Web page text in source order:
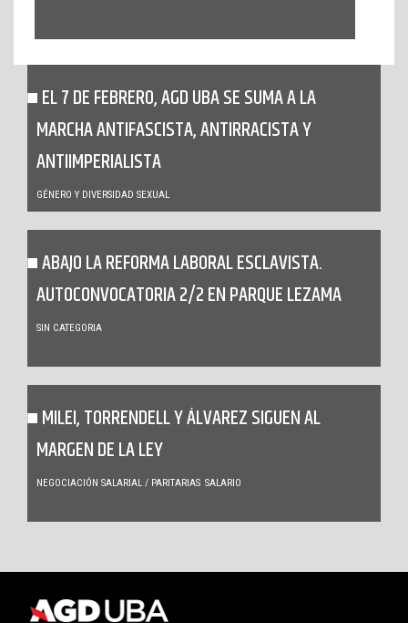
EL 7 DE FEBRERO, AGD UBA SE SUMA A LA
MARCHA ANTIFASCISTA, ANTIRRACISTA Y
ANTIIMPERIALISTA
GÉNERO Y DIVERSIDAD SEXUAL
ABAJO LA REFORMA LABORAL ESCLAVISTA.
AUTOCONVOCATORIA 2/2 EN PARQUE LEZAMA
SIN CATEGORIA
MILEI, TORRENDELL Y ÁLVAREZ SIGUEN AL
MARGEN DE LA LEY
NEGOCIACIÓN SALARIAL / PARITARIAS SALARIO